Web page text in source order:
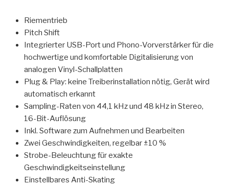
Riementrieb
Pitch Shift
Integrierter USB-Port und Phono-Vorverstärker für die
hochwertige und komfortable Digitalisierung von
analogen Vinyl-Schallplatten
Plug & Play: keine Treiberinstallation nötig, Gerät wird
automatisch erkannt
Sampling-Raten von 44,1 kHz und 48 kHz in Stereo,
16-Bit-Auflösung
Inkl. Software zum Aufnehmen und Bearbeiten
Zwei Geschwindigkeiten, regelbar ±10 %
Strobe-Beleuchtung für exakte
Geschwindigkeitseinstellung
Einstellbares Anti-Skating